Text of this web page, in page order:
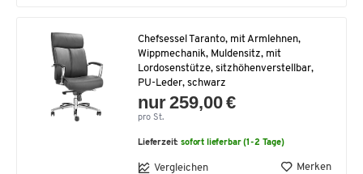
Chefsessel Taranto, mit Armlehnen,
Wippmechanik, Muldensitz, mit
Lordosenstütze, sitzhöhenverstellbar,
PU-Leder, schwarz
nur 259,00 €
pro St.
Lieferzeit:sofort lieferbar (1-2 Tage)
Vergleichen Merken